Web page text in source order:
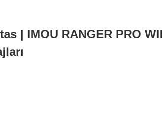
| IMOU RANGER PRO